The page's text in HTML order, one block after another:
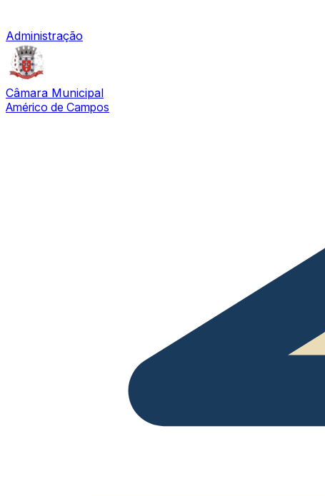
Administração
Câmara Municipal
Américo de Campos